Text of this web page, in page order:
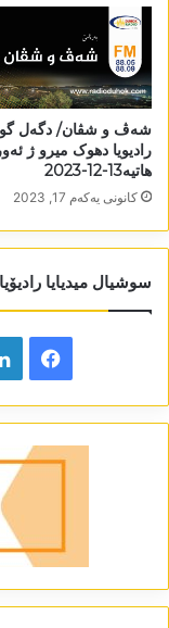
شەڤ و شڤان/ دگەل
رادیویا دھوک میرو ژ
ھاتیە13-12-2023
كانونی یه‌كه‌م 17, 2023
سوشیال میدیایا